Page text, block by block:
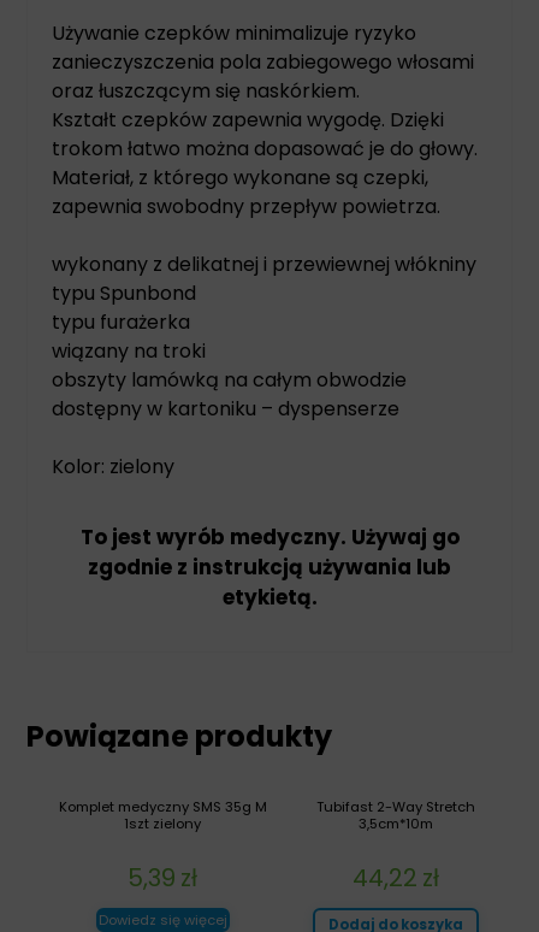
Używanie czepków minimalizuje ryzyko
zanieczyszczenia pola zabiegowego włosami
oraz łuszczącym się naskórkiem.
Kształt czepków zapewnia wygodę. Dzięki
trokom łatwo można dopasować je do głowy.
Materiał, z którego wykonane są czepki,
zapewnia swobodny przepływ powietrza.
wykonany z delikatnej i przewiewnej włókniny
typu Spunbond
typu furażerka
wiązany na troki
obszyty lamówką na całym obwodzie
dostępny w kartoniku – dyspenserze
Kolor: zielony
To jest wyrób medyczny. Używaj go
zgodnie z instrukcją używania lub
etykietą.
Powiązane produkty
Tubifast 2-Way Stretch
3,5cm*10m
44,22 zł
Dodaj do koszyka
Komplet medyczny SMS 35g M
1szt zielony
5,39 zł
Dowiedz się więcej